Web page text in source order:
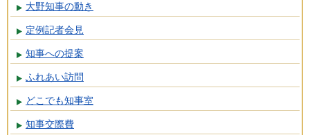
大野知事の動き
定例記者会見
知事への提案
ふれあい訪問
どこでも知事室
知事交際費